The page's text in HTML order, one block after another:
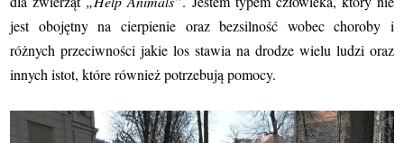
jest obojętny na cierpienie oraz bezsilność wobec choroby i
różnych przeciwności jakie los stawia na drodze wielu ludzi oraz
innych istot, które również potrzebują pomocy.